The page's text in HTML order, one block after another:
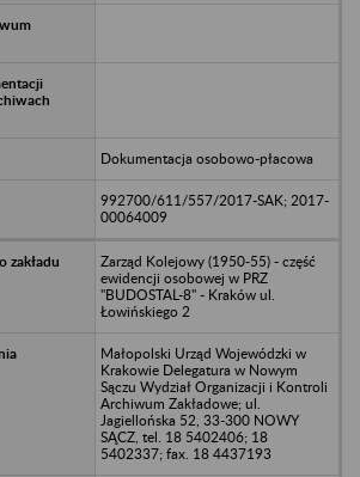
Dokumentacja osobowo-płacowa
992700/611/557/2017-SAK; 2017-
00064009
Zarząd Kolejowy (1950-55) - część
ewidencji osobowej w PRZ
"BUDOSTAL-8" - Kraków ul.
Łowińskiego 2
Małopolski Urząd Wojewódzki w
Krakowie Delegatura w Nowym
Sączu Wydział Organizacji i Kontroli
Archiwum Zakładowe; ul.
Jagiellońska 52, 33-300 NOWY
SĄCZ, tel. 18 5402406; 18
5402337; fax. 18 4437193